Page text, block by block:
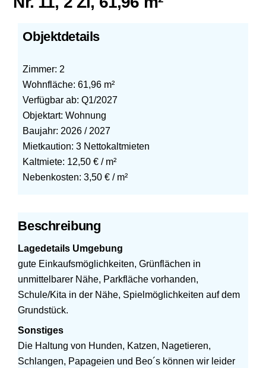
Objektdetails
Zimmer: 2
Wohnfläche: 61,96 m²
Verfügbar ab: Q1/2027
Objektart: Wohnung
Baujahr: 2026 / 2027
Mietkaution: 3 Nettokaltmieten
Kaltmiete: 12,50 € / m²
Nebenkosten: 3,50 € / m²
Beschreibung
Lagedetails Umgebung
gute Einkaufsmöglichkeiten, Grünflächen in
unmittelbarer Nähe, Parkfläche vorhanden,
Schule/Kita in der Nähe, Spielmöglichkeiten auf dem
Grundstück.
Sonstiges
Die Haltung von Hunden, Katzen, Nagetieren,
Schlangen, Papageien und Beo´s können wir leider